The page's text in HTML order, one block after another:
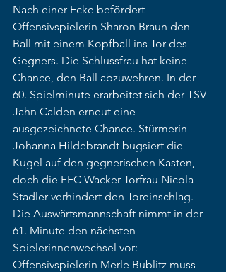
Nach einer Ecke befördert
Offensivspielerin Sharon Braun den
Ball mit einem Kopfball ins Tor des
Gegners. Die Schlussfrau hat keine
Chance, den Ball abzuwehren. In der
60. Spielminute erarbeitet sich der TSV
Jahn Calden erneut eine
ausgezeichnete Chance. Stürmerin
Johanna Hildebrandt bugsiert die
Kugel auf den gegnerischen Kasten,
doch die FFC Wacker Torfrau Nicola
Stadler verhindert den Toreinschlag.
Die Auswärtsmannschaft nimmt in der
61. Minute den nächsten
Spielerinnenwechsel vor:
Offensivspielerin Merle Bublitz muss